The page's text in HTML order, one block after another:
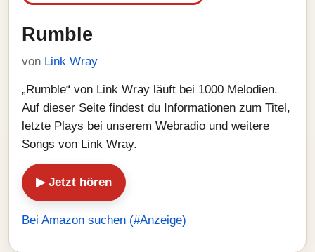
Rumble
von Link Wray
„Rumble“ von Link Wray läuft bei 1000 Melodien.
Auf dieser Seite findest du Informationen zum Titel,
letzte Plays bei unserem Webradio und weitere
Songs von Link Wray.
▶ Jetzt hören
Bei Amazon suchen (#Anzeige)